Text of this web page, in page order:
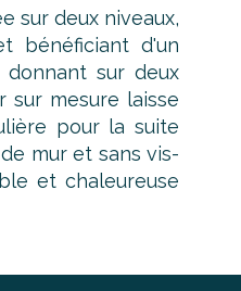
sur deux niveaux,
bénéficiant d'un
sur deux
sur mesure laisse
pour la suite
mur et sans vis-
et chaleureuse